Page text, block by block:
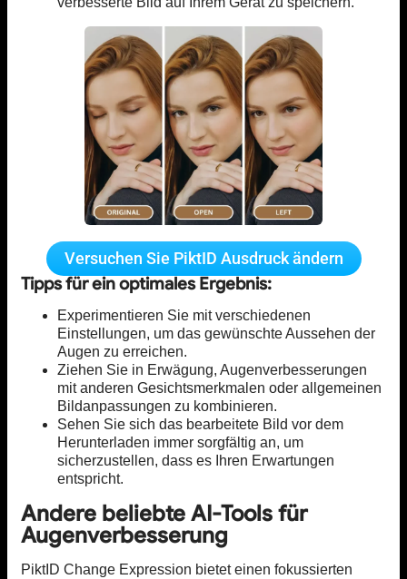
Versuchen Sie PiktID Ausdruck ändern
Tipps für ein optimales Ergebnis:
Experimentieren Sie mit verschiedenen
Einstellungen, um das gewünschte Aussehen der
Augen zu erreichen.
Ziehen Sie in Erwägung, Augenverbesserungen
mit anderen Gesichtsmerkmalen oder allgemeinen
Bildanpassungen zu kombinieren.
Sehen Sie sich das bearbeitete Bild vor dem
Herunterladen immer sorgfältig an, um
sicherzustellen, dass es Ihren Erwartungen
entspricht.
Andere beliebte AI-Tools für
Augenverbesserung
PiktID Change Expression bietet einen fokussierten